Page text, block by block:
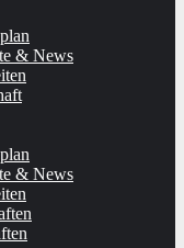
& News
& News